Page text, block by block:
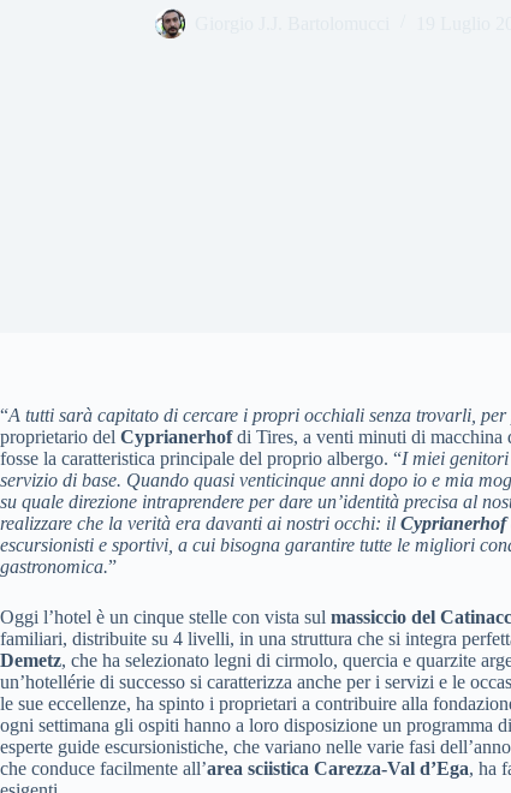
“A tutti sarà capitato di cercare i propri occhiali senza trovarli,
proprietario del Cyprianerhofdi Tires, a venti minuti di macchina
fosse la caratteristica principale del proprio albergo. “I miei genitori
servizio di base. Quando quasi venticinque anni dopo io e mia
su quale direzione intraprendere per dare un’identità precisa al
realizzare che la verità era davanti ai nostri occhi: il Cyprianerhof
escursionisti e sportivi, a cui bisogna garantire tutte le migliori
gastronomica.”
Oggi l’hotel è un cinque stelle con vista sul massiccio del
familiari, distribuite su 4 livelli, in una struttura che si integra
Demetz, che ha selezionato legni di cirmolo, quercia e quarzite
un’hotellérie di successo si caratterizza anche per i servizi e le
le sue eccellenze, ha spinto i proprietari a contribuire alla
ogni settimana gli ospiti hanno a loro disposizione un
esperte guide escursionistiche, che variano nelle varie fasi
che conduce facilmente all’area sciistica Carezza-Val d’Ega, ha